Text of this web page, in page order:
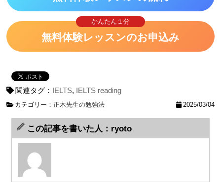
かんたん１分
無料体験レッスンのお申込み
関連タグ： IELTS, IELTS reading
カテゴリー：正木先生の勉強法 2025/03/04
この記事を書いた人：ryoto